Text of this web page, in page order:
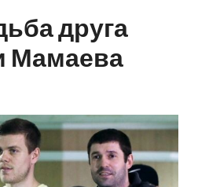
друга
Мамаева